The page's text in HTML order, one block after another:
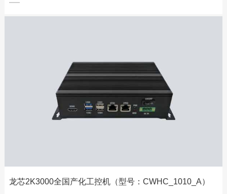
龙芯2K3000全国产化工控机（型号：CWHC_1010_A）